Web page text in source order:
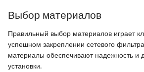
Выбор материалов
Правильный выбор материалов играет
успешном закреплении сетевого
материалы обеспечивают надежность и
установки.